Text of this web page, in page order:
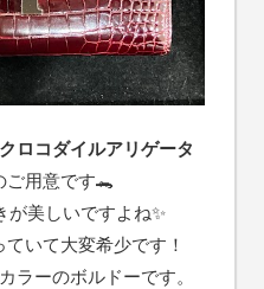
クロコダイルアリゲータ
ご用意です🐊
が美しいですよね✨
いて大変希少です！
ラーのボルドーです。